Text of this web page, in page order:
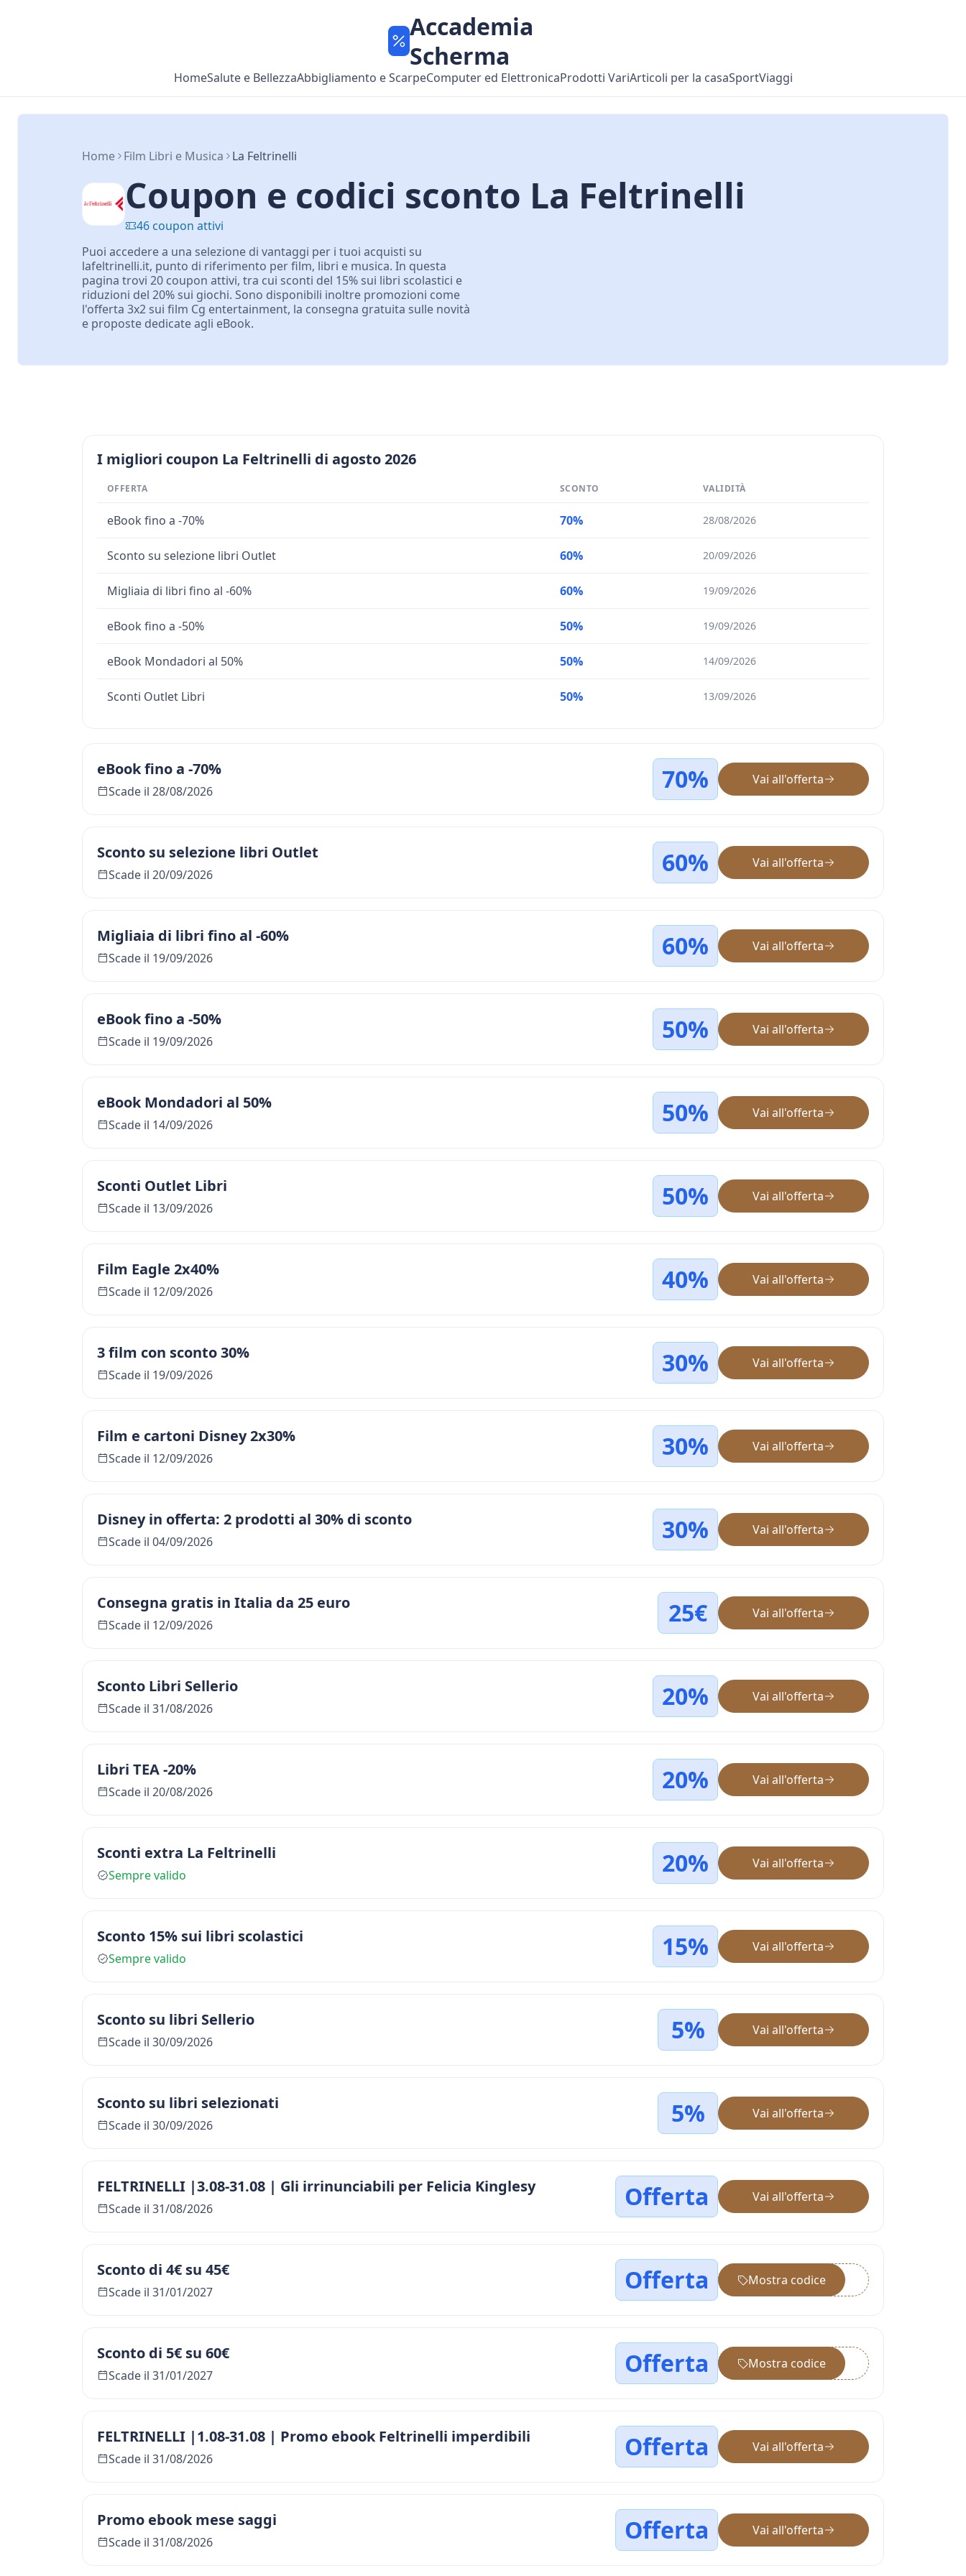
Accademia
Scherma
HomeSalute e BellezzaAbbigliamento e ScarpeComputer ed ElettronicaProdotti VariArticoli per la casaSportViaggi
Home Film Libri e Musica La Feltrinelli
Coupon e codici sconto La Feltrinelli
46 coupon attivi
Puoi accedere a una selezione di vantaggi per i tuoi acquisti su
lafeltrinelli.it, punto di riferimento per film, libri e musica. In questa
pagina trovi 20 coupon attivi, tra cui sconti del 15% sui libri scolastici e
riduzioni del 20% sui giochi. Sono disponibili inoltre promozioni come
l'offerta 3x2 sui film Cg entertainment, la consegna gratuita sulle novità
e proposte dedicate agli eBook.
I migliori coupon La Feltrinelli di agosto 2026
OFFERTA SCONTO VALIDITÀ
eBook fino a -70% 70% 28/08/2026
Sconto su selezione libri Outlet 60% 20/09/2026
Migliaia di libri fino al -60% 60% 19/09/2026
eBook fino a -50% 50% 19/09/2026
eBook Mondadori al 50% 50% 14/09/2026
Sconti Outlet Libri 50% 13/09/2026
eBook fino a -70%
Scade il 28/08/2026 70% Vai all'offerta
Sconto su selezione libri Outlet
Scade il 20/09/2026 60% Vai all'offerta
Migliaia di libri fino al -60%
Scade il 19/09/2026 60% Vai all'offerta
eBook fino a -50%
Scade il 19/09/2026 50% Vai all'offerta
eBook Mondadori al 50%
Scade il 14/09/2026 50% Vai all'offerta
Sconti Outlet Libri
Scade il 13/09/2026 50% Vai all'offerta
Film Eagle 2x40%
Scade il 12/09/2026 40% Vai all'offerta
3 film con sconto 30%
Scade il 19/09/2026 30% Vai all'offerta
Film e cartoni Disney 2x30%
Scade il 12/09/2026 30% Vai all'offerta
Disney in offerta: 2 prodotti al 30% di sconto
Scade il 04/09/2026 30% Vai all'offerta
Consegna gratis in Italia da 25 euro
Scade il 12/09/2026 25€ Vai all'offerta
Sconto Libri Sellerio
Scade il 31/08/2026 20% Vai all'offerta
Libri TEA -20%
Scade il 20/08/2026 20% Vai all'offerta
Sconti extra La Feltrinelli
Sempre valido 20% Vai all'offerta
Sconto 15% sui libri scolastici
Sempre valido 15% Vai all'offerta
Sconto su libri Sellerio
Scade il 30/09/2026 5% Vai all'offerta
Sconto su libri selezionati
Scade il 30/09/2026 5% Vai all'offerta
FELTRINELLI |3.08-31.08 | Gli irrinunciabili per Felicia Kinglesy
Scade il 31/08/2026 Offerta Vai all'offerta
Sconto di 4€ su 45€
Scade il 31/01/2027 Offerta ••••••
Mostra codice
Sconto di 5€ su 60€
Scade il 31/01/2027 Offerta ••••••
Mostra codice
FELTRINELLI |1.08-31.08 | Promo ebook Feltrinelli imperdibili
Scade il 31/08/2026 Offerta Vai all'offerta
Promo ebook mese saggi
Scade il 31/08/2026 Offerta Vai all'offerta